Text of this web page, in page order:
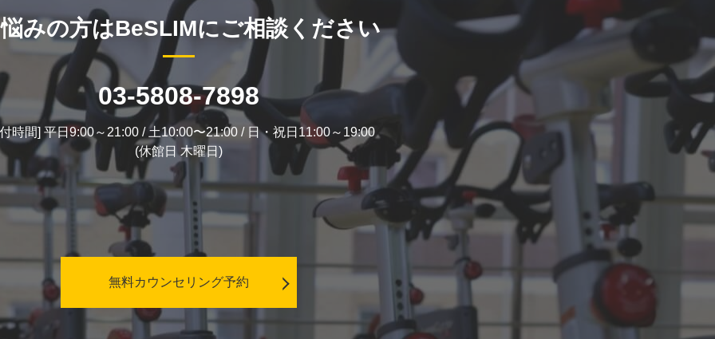
みの方はBeSLIMにご相談ください
03-5808-7898
時間] 平日9:00～21:00 / 土10:00〜21:00 / 日・祝日11:00～19:00
(休館日 木曜日)
無料カウンセリング予約